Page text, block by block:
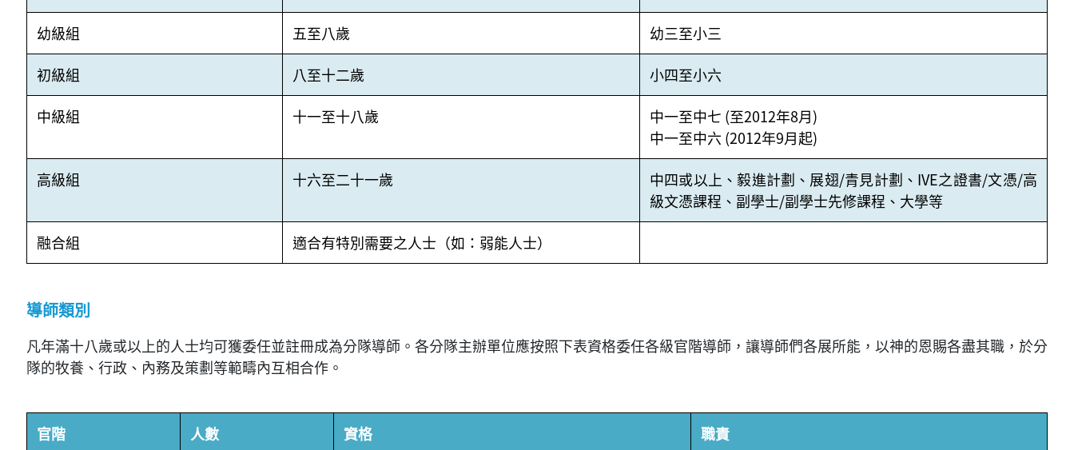
幼級組
五至八歲
幼三至小三
初級組
八至十二歲
小四至小六
中級組
十一至十八歲
中一至中七 (至2012年8月)
中一至中六 (2012年9月起)
高級組
十六至二十一歲
中四或以上、毅進計劃、展翅/青見計劃、IVE之證書/文憑/高
級文憑課程、副學士/副學士先修課程、大學等
融合組
適合有特別需要之人士（如：弱能人士）
導師類別
凡年滿十八歲或以上的人士均可獲委任並註冊成為分隊導師。各分隊主辦單位應按照下表資格委任各級官階導師，讓導師們各展所能，以神的恩賜各盡其職，於分
隊的牧養、行政、內務及策劃等範疇內互相合作。
官階 人數 資格
職責